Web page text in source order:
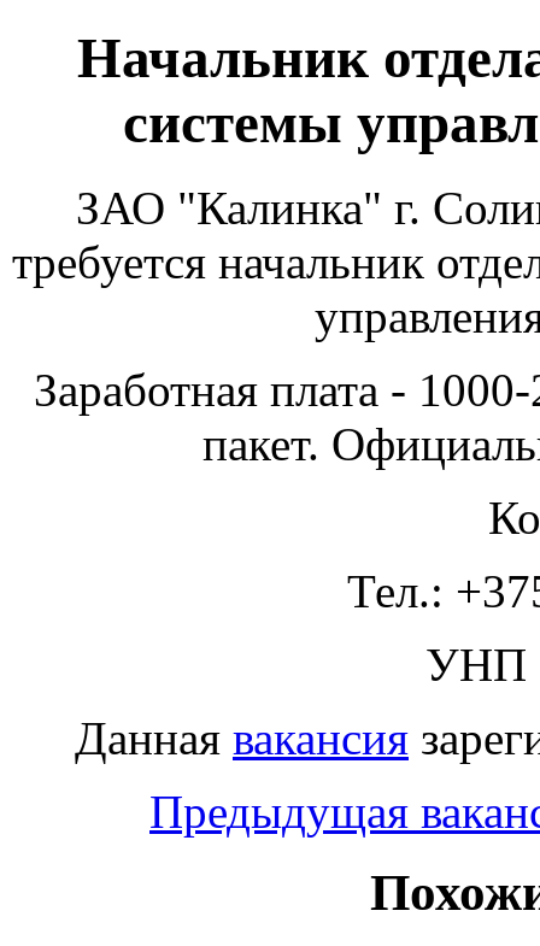
Начальник
системы
ЗАО "Калинка" г.
требуется начальник
Заработная плата -
пакет.
Тел.:
УНП
Данная вакансия
Предыдущая